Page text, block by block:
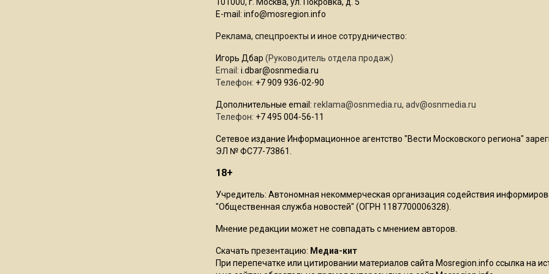
E-mail: info@mosregion.info
Реклама, спецпроекты и иное сотрудничество:
Игорь Дбар (Руководитель отдела продаж)
Email: i.dbar@osnmedia.ru
Телефон: +7 909 936-02-90
Дополнительные email: reklama@osnmedia.ru, adv@osnmedia.ru
Телефон: +7 495 004-56-11
Сетевое издание Информационное агентство "Вести Московского региона"
ЭЛ № ФС77-73861.
18+
Учредитель: Автономная некоммерческая организация содействия
"Общественная служба новостей" (ОГРН 1187700006328).
Мнение редакции может не совпадать с мнением авторов.
Скачать презентацию: Медиа-кит
При перепечатке или цитировании материалов сайта Mosregion.info ссылка на